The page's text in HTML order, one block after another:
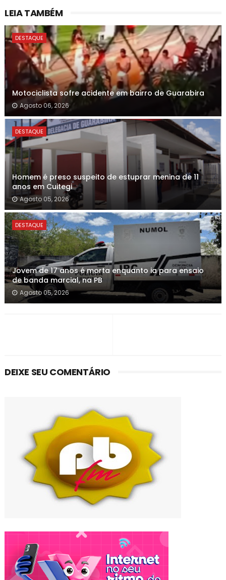
LEIA TAMBÉM
DESTAQUE
Motociclista sofre acidente em bairro de Guarabira
Agosto 06, 2026
DESTAQUE
Homem é preso suspeito de estuprar menina de 11
anos em Cuitegi
Agosto 05, 2026
DESTAQUE
Jovem de 17 anos é morta enquanto ia para ensaio
de banda marcial, na PB
Agosto 05, 2026
DEIXE SEU COMENTÁRIO